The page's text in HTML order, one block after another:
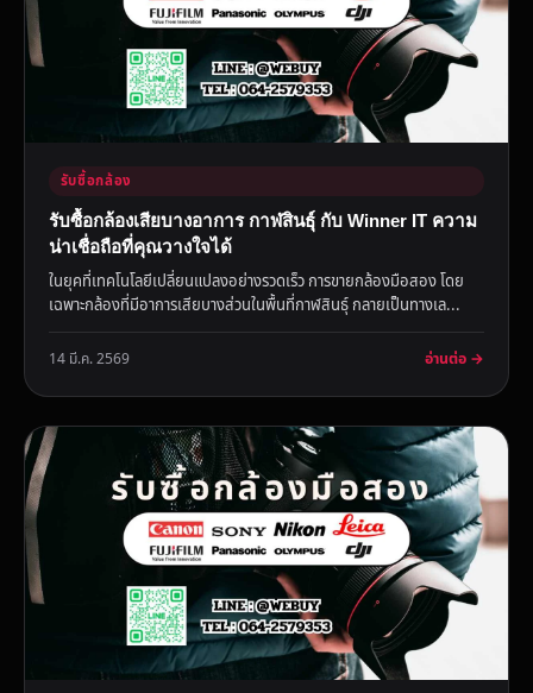
รับซื้อกล้อง
รับซื้อกล้องเสียบางอาการ กาฬสินธุ์ กับ Winner IT ความ
น่าเชื่อถือที่คุณวางใจได้
ในยุคที่เทคโนโลยีเปลี่ยนแปลงอย่างรวดเร็ว การขายกล้องมือสอง โดย
เฉพาะกล้องที่มีอาการเสียบางส่วนในพื้นที่กาฬสินธุ์ กลายเป็นทางเล...
14 มี.ค. 2569 อ่านต่อ →